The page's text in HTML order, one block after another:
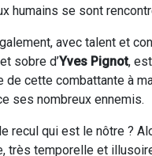
humains se sont
avec talent et
sobre d’Yves Pignot,
de cette combattante à
ses nombreux ennemis.
recul qui est le nôtre ?
très temporelle et